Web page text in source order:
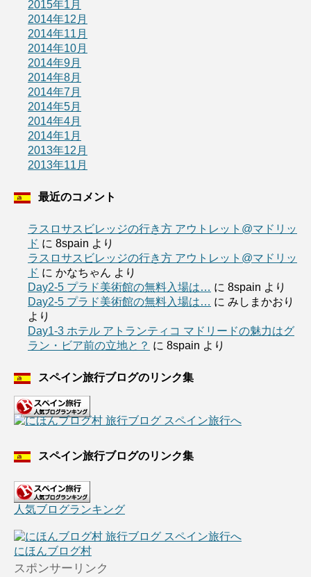
2015年1月
2014年12月
2014年11月
2014年10月
2014年9月
2014年8月
2014年7月
2014年5月
2014年4月
2014年1月
2013年12月
2013年11月
最近のコメント
ラスロサスビレッジの行き方 アウトレット@マドリッ
ド に 8spain より
ラスロサスビレッジの行き方 アウトレット@マドリッ
ド に かなちゃん より
Day2-5 プラド美術館の無料入場は… に 8spain より
Day2-5 プラド美術館の無料入場は… に みしまかおり
より
Day1-3 ホテル アトランティコ マドリードの魅力はグ
ラン・ビア前の立地と？ に 8spain より
スペイン旅行ブログのリンク集
スペイン旅行ブログのリンク集
人気ブログランキング
にほんブログ村
スポンサーリンク